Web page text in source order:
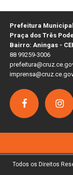
Prefeitura
Praça dos Três
Bairro: Aningas -
88 99259-3006
Todos os Direitos